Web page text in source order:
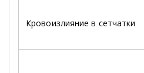
Кровоизлияние в сетчатки